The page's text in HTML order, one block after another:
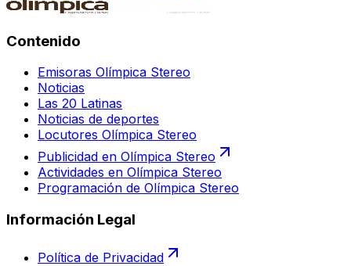
Contenido
Emisoras Olímpica Stereo
Noticias
Las 20 Latinas
Noticias de deportes
Locutores Olímpica Stereo
Publicidad en Olímpica Stereo
Actividades en Olímpica Stereo
Programación de Olímpica Stereo
Información Legal
Política de Privacidad